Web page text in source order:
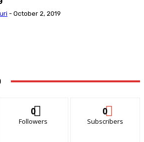
- October 2, 2019
0
Followers
0
Subscribers